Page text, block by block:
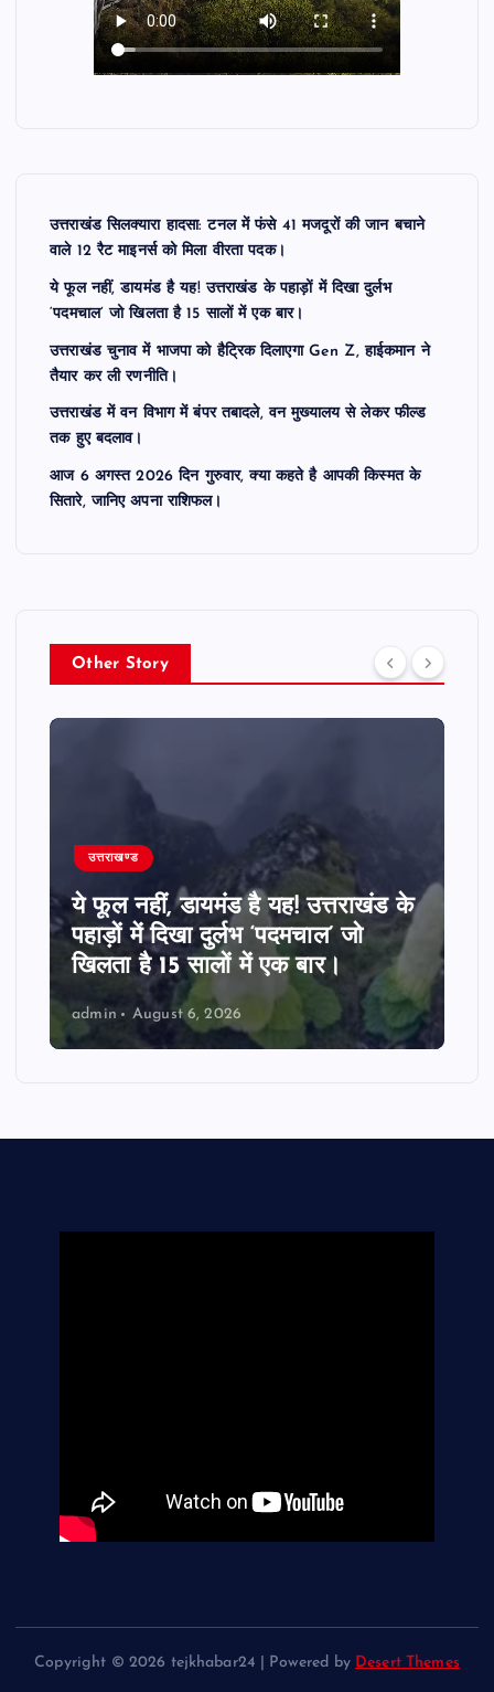
उत्तराखंड सिलक्यारा हादसा: टनल में फंसे 41 मजदूरों की जान बचाने
वाले 12 रैट माइनर्स को मिला वीरता पदक।
ये फूल नहीं, डायमंड है यह! उत्तराखंड के पहाड़ों में दिखा दुर्लभ
‘पदमचाल’ जो खिलता है 15 सालों में एक बार।
उत्तराखंड चुनाव में भाजपा को हैट्रिक दिलाएगा Gen Z, हाईकमान ने
तैयार कर ली रणनीति।
उत्तराखंड में वन विभाग में बंपर तबादले, वन मुख्यालय से लेकर फील्ड
तक हुए बदलाव।
आज 6 अगस्त 2026 दिन गुरुवार, क्या कहते है आपकी किस्मत के
सितारे, जानिए अपना राशिफल।
Other Story
उत्तराखण्ड
ये फूल नहीं, डायमंड है यह! उत्तराखंड के
पहाड़ों में दिखा दुर्लभ ‘पदमचाल’ जो
खिलता है 15 सालों में एक बार।
admin August 6, 2026
Copyright © 2026 tejkhabar24 | Powered by Desert Themes